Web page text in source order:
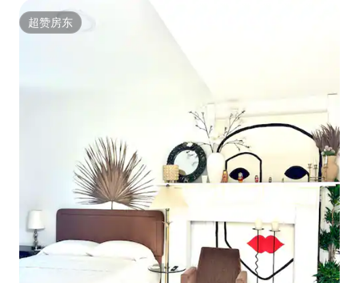
超赞房东
超赞房东